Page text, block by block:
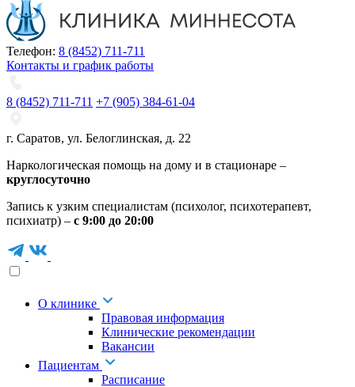
Телефон: 8 (8452) 711-711
Контакты и график работы
8 (8452) 711-711 +7 (905) 384-61-04
г. Саратов, ул. Белоглинская, д. 22
Наркологическая помощь на дому и в стационаре –
круглосуточно
Запись к узким специалистам (психолог, психотерапевт,
психиатр) – с 9:00 до 20:00
О клинике
Правовая информация
Клинические рекомендации
Вакансии
Пациентам
Расписание